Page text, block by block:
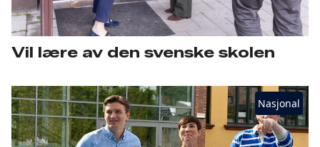
Vil lære av den svenske skolen
Nasjonal